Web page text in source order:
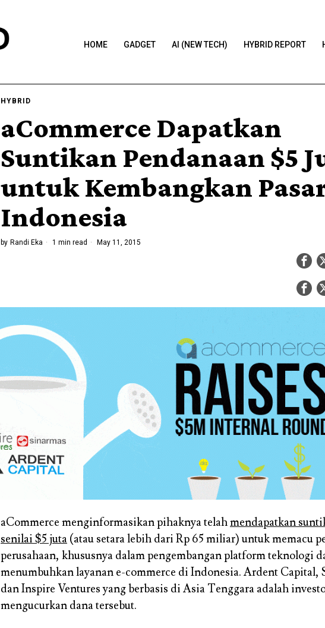
HOME GADGET AI (NEW TECH) HYBRID REPORT
HYBRID
aCommerce Dapatkan
Suntikan Pendanaan $5
untuk Kembangkan
Indonesia
by Randi Eka 1 min read May 11, 2015
aCommerce menginformasikan pihaknya telahmendapatkan
senilai $5 juta (atau setara lebih dari Rp 65 miliar) untuk memacu
perusahaan, khususnya dalam pengembangan platform teknologi
menumbuhkan layanan e-commerce di Indonesia. Ardent Capital,
dan Inspire Ventures yang berbasis di Asia Tenggara adalah
mengucurkan dana tersebut.